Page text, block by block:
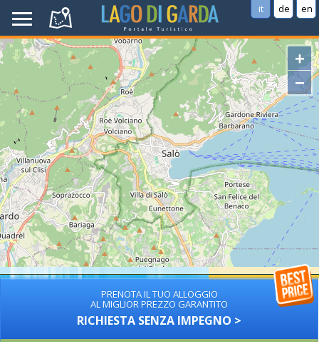
it de en
+
−
PRENOTA IL TUO ALLOGGIO
AL MIGLIOR PREZZO GARANTITO
RICHIESTA SENZA IMPEGNO >